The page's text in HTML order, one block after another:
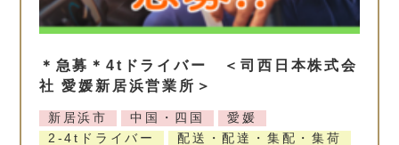
＊急募＊4tドライバー ＜司西日本株式会
社 愛媛新居浜営業所＞
新居浜市 中国・四国
愛媛
2-4tドライバー
配送・配達・集配・集荷